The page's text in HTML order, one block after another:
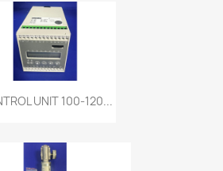
UNIT 100-120...